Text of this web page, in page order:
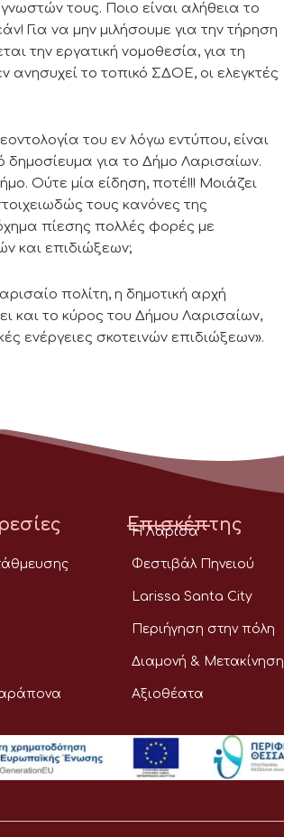
τους. Ποιο είναι αλήθεια το
Για να μην μιλήσουμε για την τήρηση
την εργατική νομοθεσία, για τη
ανησυχεί το τοπικό ΣΔΟΕ, οι ελεγκτές
του εν λόγω εντύπου, είναι
δημοσίευμα για το Δήμο Λαρισαίων.
Ούτε μία είδηση, ποτέ!!! Μοιάζει
τους κανόνες της
πίεσης πολλές φορές με
και επιδιώξεων;
πολίτη, η δημοτική αρχή
και το κύρος του Δήμου Λαρισαίων,
ενέργειες σκοτεινών επιδιώξεων».
Επισκέπτης
Η Λάρισα
Φεστιβάλ Πηνειού
Larissa Santa City
Περιήγηση στην πόλη
Διαμονή & Μετακίνηση
Αξιοθέατα